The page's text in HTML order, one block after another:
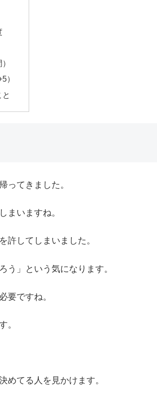
）
ってきました。
まいますね。
許してしまいました。
う」という気になります。
要ですね。
。
めてる人を見かけます。